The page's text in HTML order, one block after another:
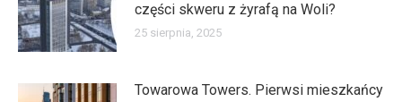
części skweru z żyrafą na Woli?
25 sierpnia, 2025
Towarowa Towers. Pierwsi mieszkańcy